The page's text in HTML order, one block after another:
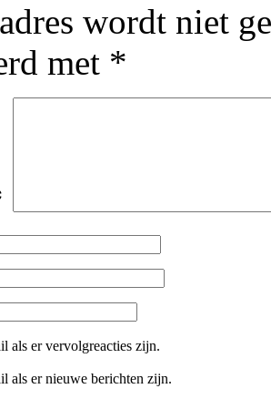
wordt niet
met *
als er vervolgreacties zijn.
als er nieuwe berichten zijn.